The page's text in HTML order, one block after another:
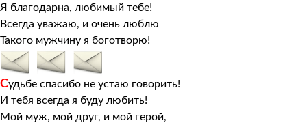
Я благодарна, любимый тебе!
Всегда уважаю, и очень люблю
Такого мужчину я боготворю!
Судьбе спасибо не устаю говорить!
И тебя всегда я буду любить!
Мой муж, мой друг, и мой герой,